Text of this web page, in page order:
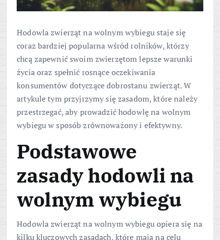
Hodowla zwierząt na wolnym wybiegu staje się
coraz bardziej popularna wśród rolników, którzy
chcą zapewnić swoim zwierzętom lepsze warunki
życia oraz spełnić rosnące oczekiwania
konsumentów dotyczące dobrostanu zwierząt. W
artykule tym przyjrzymy się zasadom, które należy
przestrzegać, aby prowadzić hodowlę na wolnym
wybiegu w sposób zrównoważony i efektywny.
Podstawowe
zasady hodowli na
wolnym wybiegu
Hodowla zwierząt na wolnym wybiegu opiera się na
kilku kluczowych zasadach, które mają na celu